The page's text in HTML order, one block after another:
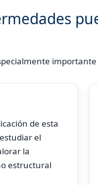
de esta
el
la
estructural